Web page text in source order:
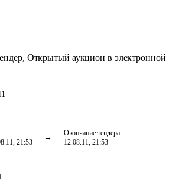
, Открытый аукцион в электронной
21:53
Окончание тендера
12.08.11, 21:53